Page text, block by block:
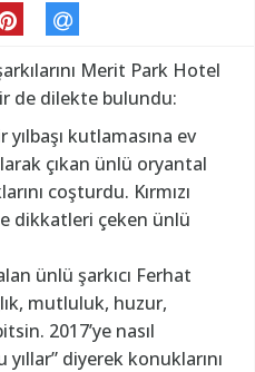
Merit Park Hotel
de dilekte bulundu:
kutlamasına ev
çıkan ünlü oryantal
coşturdu. Kırmızı
dikkatleri çeken ünlü
ünlü şarkıcı Ferhat
mutluluk, huzur,
2017’ye nasıl
diyerek konuklarını